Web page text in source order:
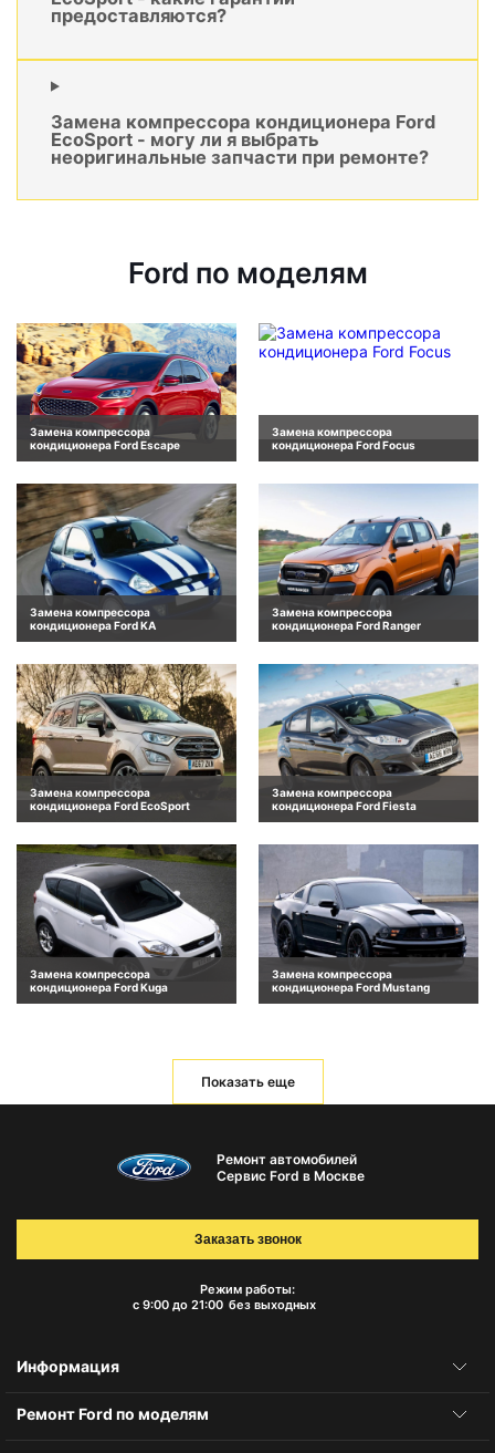
предоставляются?
Замена компрессора кондиционера Ford
EcoSport - могу ли я выбрать
неоригинальные запчасти при ремонте?
Ford по моделям
Замена компрессора
кондиционера Ford Escape
Замена компрессора
кондиционера Ford Focus
Замена компрессора
кондиционера Ford KA
Замена компрессора
кондиционера Ford Ranger
Замена компрессора
кондиционера Ford EcoSport
Замена компрессора
кондиционера Ford Fiesta
Замена компрессора
кондиционера Ford Kuga
Замена компрессора
кондиционера Ford Mustang
Показать еще
Ремонт автомобилей
Сервис Ford в Москве
Режим работы:
с 9:00 до 21:00 без выходных
Заказать звонок
Информация
Ремонт Ford по моделям